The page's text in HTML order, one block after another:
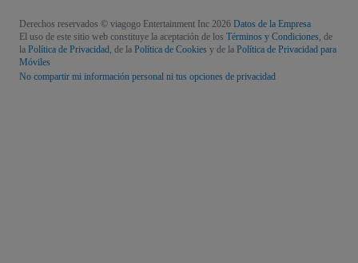
Derechos reservados © viagogo Entertainment Inc 2026 Datos de la Empresa
El uso de este sitio web constituye la aceptación de los Términos y Condiciones, de
la Política de Privacidad, de la Política de Cookies y de la Política de Privacidad para
Móviles
No compartir mi información personal ni tus opciones de privacidad